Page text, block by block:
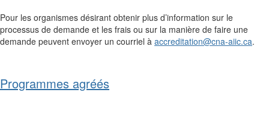
Pour les organismes désirant obtenir plus d’information sur le
processus de demande et les frais ou sur la manière de faire une
demande peuvent envoyer un courriel à accreditation@cna-aiic.ca.
Programmes agréés